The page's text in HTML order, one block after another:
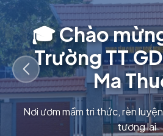
🎓 Chào
Trường TT
Ma
Nơi ươm mầm tri thức, rèn
tương lai
Previous